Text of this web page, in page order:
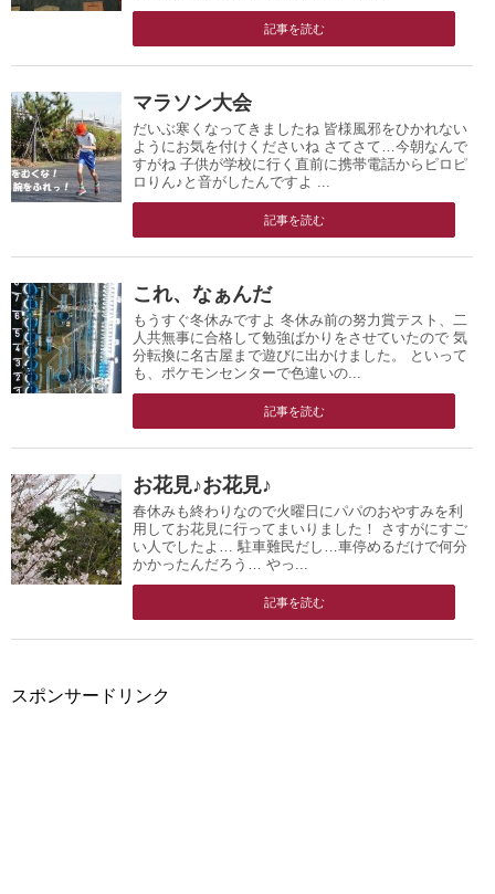
記事を読む
マラソン大会
だいぶ寒くなってきましたね 皆様風邪をひかれない
ようにお気を付けくださいね さてさて…今朝なんで
すがね 子供が学校に行く直前に携帯電話からピロピ
ロりん♪と音がしたんですよ ...
記事を読む
これ、なぁんだ
もうすぐ冬休みですよ 冬休み前の努力賞テスト、二
人共無事に合格して勉強ばかりをさせていたので 気
分転換に名古屋まで遊びに出かけました。 といって
も、ポケモンセンターで色違いの...
記事を読む
お花見♪お花見♪
春休みも終わりなので火曜日にパパのおやすみを利
用してお花見に行ってまいりました！ さすがにすご
い人でしたよ… 駐車難民だし…車停めるだけで何分
かかったんだろう… やっ...
記事を読む
スポンサードリンク